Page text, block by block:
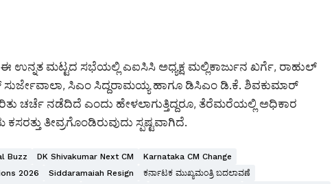
ಮಟ್ಟದ ಸಭೆಯಲ್ಲಿ ಎಐಸಿಸಿ ಅಧ್ಯಕ್ಷ ಮಲ್ಲಿಕಾರ್ಜುನ ಖರ್ಗೆ, ರಾಹುಲ್
ಸಿಎಂ ಸಿದ್ದರಾಮಯ್ಯ ಹಾಗೂ ಡಿಸಿಎಂ ಡಿ.ಕೆ. ಶಿವಕುಮಾರ್
ಚರ್ಚೆ ನಡೆದಿದೆ ಎಂದು ಹೇಳಲಾಗುತ್ತಿದ್ದರೂ, ತೆರೆಮರೆಯಲ್ಲಿ ಅಧಿಕಾರ
ತೀವ್ರಗೊಂಡಿರುವುದು ಸ್ಪಷ್ಟವಾಗಿದೆ.
Buzz DK Shivakumar Next CM
Karnataka CM Change
2026 Siddaramaiah Resign
ಕರ್ನಾಟಕ ಮುಖ್ಯಮಂತ್ರಿ ಬದಲಾವಣೆ